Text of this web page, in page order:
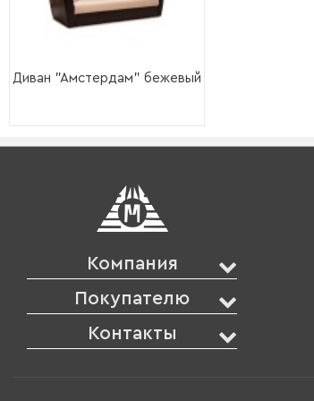
Диван "Амстердам" бежевый
Компания
Покупателю
Контакты